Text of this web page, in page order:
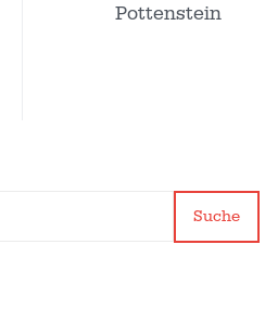
Pottenstein
Suche